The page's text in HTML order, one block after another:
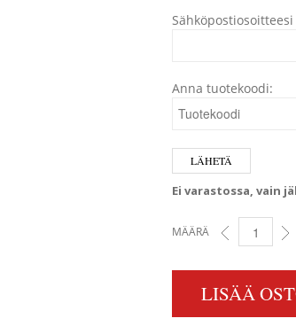
Sähköpostiosoitteesi
Anna tuotekoodi:
Ei varastossa, vain
MÄÄRÄ 9.25X12 8-
LISÄÄ